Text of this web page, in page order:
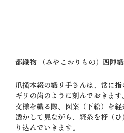
都織物 （みやこおりもの）西陣
爪掻本綴の織リ手さんは、常に
ギリの歯のように刻んでおきます
文様を織る際、図案（下絵）を
透かして見ながら、経糸を杼（
り込んでいきます。